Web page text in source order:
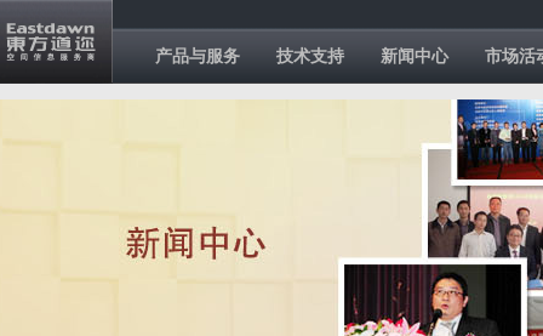
产品与服务 技术支持 新闻中心 市场活